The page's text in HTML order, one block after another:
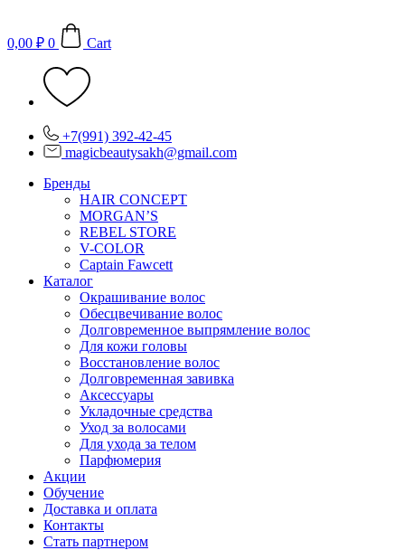
содержимому
0,00 ₽ 0 Cart
+7(991) 392-42-45
magicbeautysakh@gmail.com
Бренды
HAIR CONCEPT
MORGAN’S
REBEL STORE
V-COLOR
Captain Fawcett
Каталог
Окрашивание волос
Обесцвечивание волос
Долговременное выпрямление волос
Для кожи головы
Восстановление волос
Долговременная завивка
Аксессуары
Укладочные средства
Уход за волосами
Для ухода за телом
Парфюмерия
Акции
Обучение
Доставка и оплата
Контакты
Стать партнером